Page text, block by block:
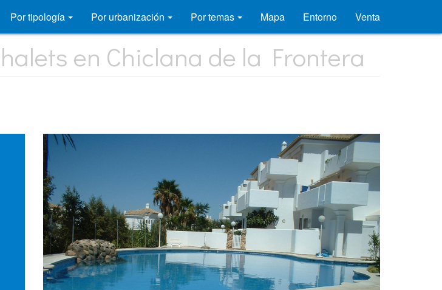
Por tipología Por urbanización Por temas Mapa Entorno Venta
en Chiclana de la Frontera